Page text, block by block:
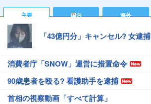
主要 国内 海外
「43億円分」キャンセル? 女逮捕
消費者庁「SNOW」運営に措置命令
90歳患者を殴る? 看護助手を逮捕
首相の視察動画「すべて計算」